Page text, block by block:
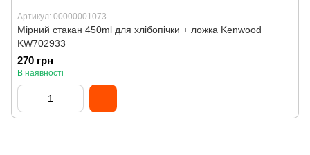
Артикул: 00000001073
Мірний стакан 450ml для хлібопічки + ложка Kenwood
KW702933
270 грн
В наявності